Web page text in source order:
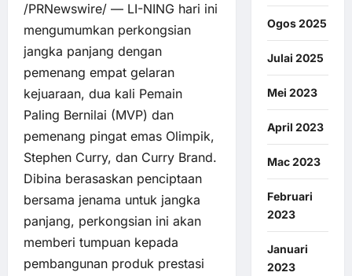
/PRNewswire/ — LI-NING hari ini
mengumumkan perkongsian
jangka panjang dengan
pemenang empat gelaran
kejuaraan, dua kali Pemain
Paling Bernilai (MVP) dan
pemenang pingat emas Olimpik,
Stephen Curry, dan Curry Brand.
Dibina berasaskan penciptaan
bersama jenama untuk jangka
panjang, perkongsian ini akan
memberi tumpuan kepada
pembangunan produk prestasi
Ogos 2025
Julai 2025
Mei 2023
April 2023
Mac 2023
Februari
2023
Januari
2023